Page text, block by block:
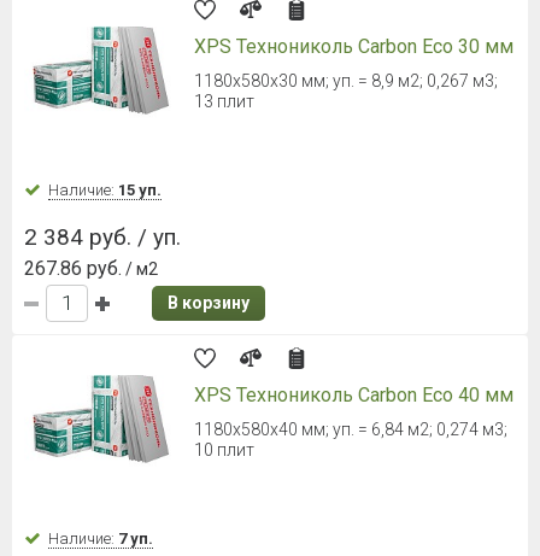
XPS Технониколь Carbon Eco 30 мм
1180х580х30 мм; уп. = 8,9 м2; 0,267 м3;
13 плит
Наличие: 15 уп.
2 384 руб. / уп.
267.86 руб. / м2
В корзину
XPS Технониколь Carbon Eco 40 мм
1180х580х40 мм; уп. = 6,84 м2; 0,274 м3;
10 плит
Наличие: 7 уп.